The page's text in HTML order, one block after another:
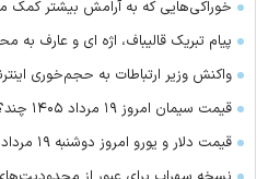
خوراکی‌هایی که به آرامش بیشتر کمک
پیام تبریک قالیباف، اژه ای و عارف
واکنش وزیر ارتباطات به حجم‌خوری
قیمت سیمان امروز ۱۹ مرداد ۱۴۰۵ چند؟
قیمت دلار و یورو امروز دوشنبه ۱۹ مرداد ۱۴۰۵